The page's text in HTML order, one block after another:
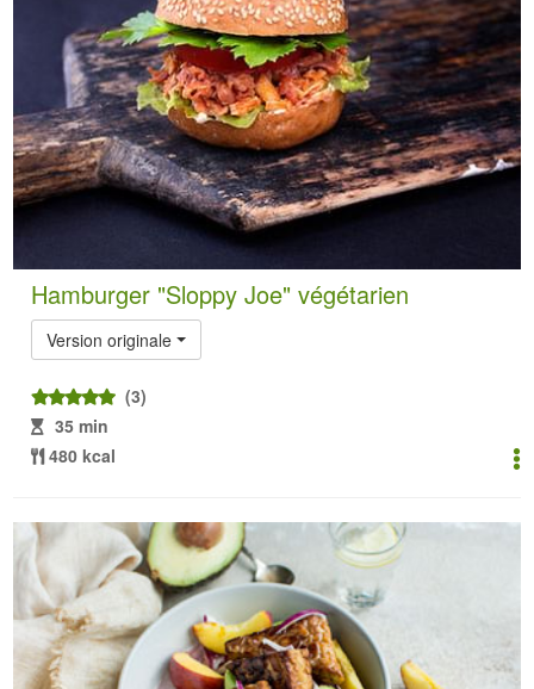
Hamburger "Sloppy Joe" végétarien
Version originale
(3)
35 min
480 kcal